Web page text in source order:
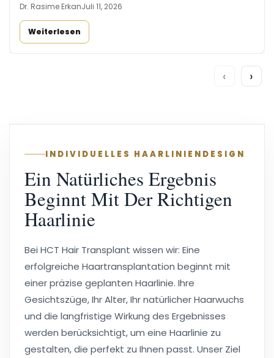
Dr. Rasime ErkanJuli 11, 2026
Weiterlesen
‹ ›
INDIVIDUELLES HAARLINIENDESIGN
Ein Natürliches Ergebnis
Beginnt Mit Der Richtigen
Haarlinie
Bei HCT Hair Transplant wissen wir: Eine
erfolgreiche Haartransplantation beginnt mit
einer präzise geplanten Haarlinie. Ihre
Gesichtszüge, Ihr Alter, Ihr natürlicher Haarwuchs
und die langfristige Wirkung des Ergebnisses
werden berücksichtigt, um eine Haarlinie zu
gestalten, die perfekt zu Ihnen passt. Unser Ziel